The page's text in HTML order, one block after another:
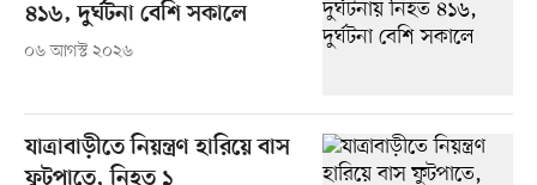
৪১৬, দুর্ঘটনা বেশি সকালে
০৬ আগস্ট ২০২৬
যাত্রাবাড়ীতে নিয়ন্ত্রণ হারিয়ে বাস